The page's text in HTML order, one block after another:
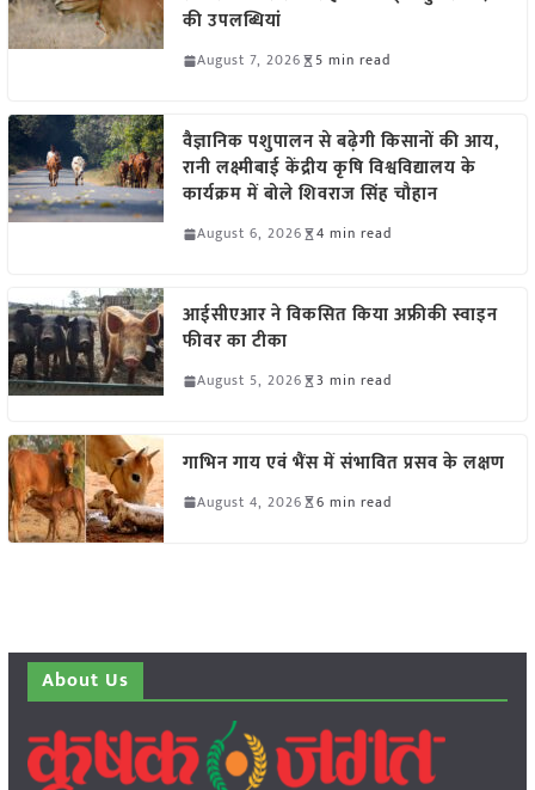
की उपलब्धियां
August 7, 2026 5 min read
वैज्ञानिक पशुपालन से बढ़ेगी किसानों की आय,
रानी लक्ष्मीबाई केंद्रीय कृषि विश्वविद्यालय के
कार्यक्रम में बोले शिवराज सिंह चौहान
August 6, 2026 4 min read
आईसीएआर ने विकसित किया अफ्रीकी स्वाइन
फीवर का टीका
August 5, 2026 3 min read
गाभिन गाय एवं भैंस में संभावित प्रसव के लक्षण
August 4, 2026 6 min read
About Us